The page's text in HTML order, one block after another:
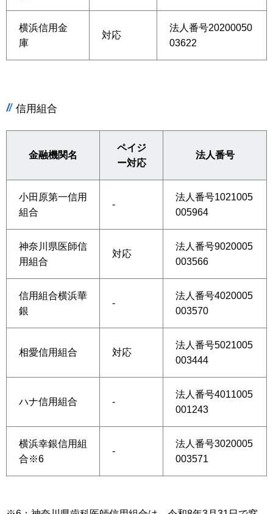
横浜信用金
庫
対応
法人番号20200050
03622
信用組合
金融機関名
ペイジ
ー対応
法人番号
小田原第一信用
組合
-
法人番号1021005
005964
神奈川県医師信
用組合
対応
法人番号9020005
003566
信用組合横浜華
銀
-
法人番号4020005
003570
相愛信用組合 対応
法人番号5021005
003444
ハナ信用組合 -
法人番号4011005
001243
横浜幸銀信用組
合※6
-
法人番号3020005
003571